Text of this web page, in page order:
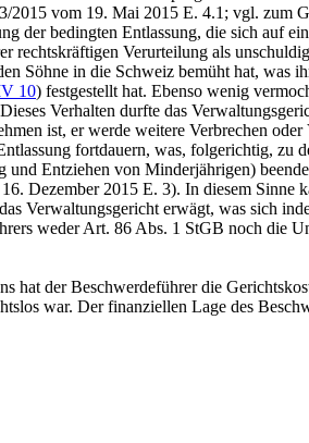
2015 vom 19. Mai 2015 E. 4.1; vgl. zum
bedingten Entlassung, die sich auf
rechtskräftigen Verurteilung als
Söhne in die Schweiz bemüht hat, was
10) festgestellt hat. Ebenso wenig
Verhalten durfte das
ist, er werde weitere Verbrechen
fortdauern, was, folgerichtig, zu
Entziehen von Minderjährigen)
Dezember 2015 E. 3). In diesem Sinne
Verwaltungsgericht erwägt, was sich
wederArt. 86 Abs. 1 StGB noch die
hat der Beschwerdeführer die
war. Der finanziellen Lage des